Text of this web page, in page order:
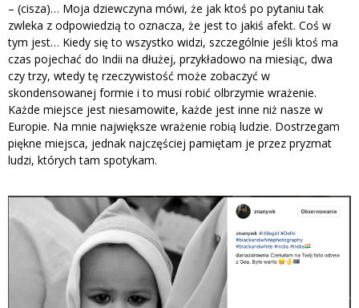
– (cisza)… Moja dziewczyna mówi, że jak ktoś po pytaniu tak
zwleka z odpowiedzią to oznacza, że jest to jakiś afekt. Coś w
tym jest… Kiedy się to wszystko widzi, szczególnie jeśli ktoś ma
czas pojechać do Indii na dłużej, przykładowo na miesiąc, dwa
czy trzy, wtedy tę rzeczywistość może zobaczyć w
skondensowanej formie i to musi robić olbrzymie wrażenie.
Każde miejsce jest niesamowite, każde jest inne niż nasze w
Europie. Na mnie największe wrażenie robią ludzie. Dostrzegam
piękne miejsca, jednak najczęściej pamiętam je przez pryzmat
ludzi, których tam spotykam.